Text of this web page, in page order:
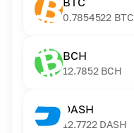
0.7854522 BTC
BCH
12.7852 BCH
DASH
12.7722 DASH